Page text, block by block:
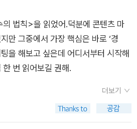
는 질문을 토대로 가상의 질문을 만들
용할 수 있는 정보와 자료가 가득하
된 후, “가장 높은 조회수가 200회였
넘길 수 있었다”, “실제로 여러 플랫
다” 등 즉각적으로 효과를 봤다는 사
마케팅을 총괄하는 ‘이소라’, 인스타그
은 소셜미디어에서 명성을 얻은 이들
‘그저 읽고 끝나지 말고 제발 소셜미
회수를 올리는 마케팅 전략과 실제 분
이 이상의 언급은 자제하겠다. 시간과
전략을 알면 좋겠고, 더 솔직히 말하
#플랫폼을지배하는조회수의
팅 #마케터 #마케팅책 #SNS마케팅
법칙>을 읽었어.덕분에 콘텐츠 마
만 그중에서 가장 핵심은 바로 ‘경
을 해보고 싶은데 어디서부터 시작해
번 읽어보길 권해.
더보기